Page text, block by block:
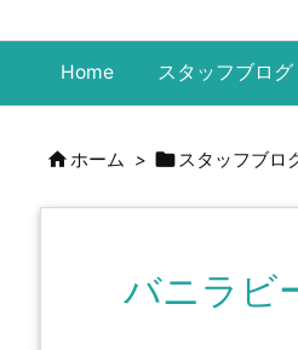
Home スタッフブログ
ホーム > スタッフブロ
バニラビ